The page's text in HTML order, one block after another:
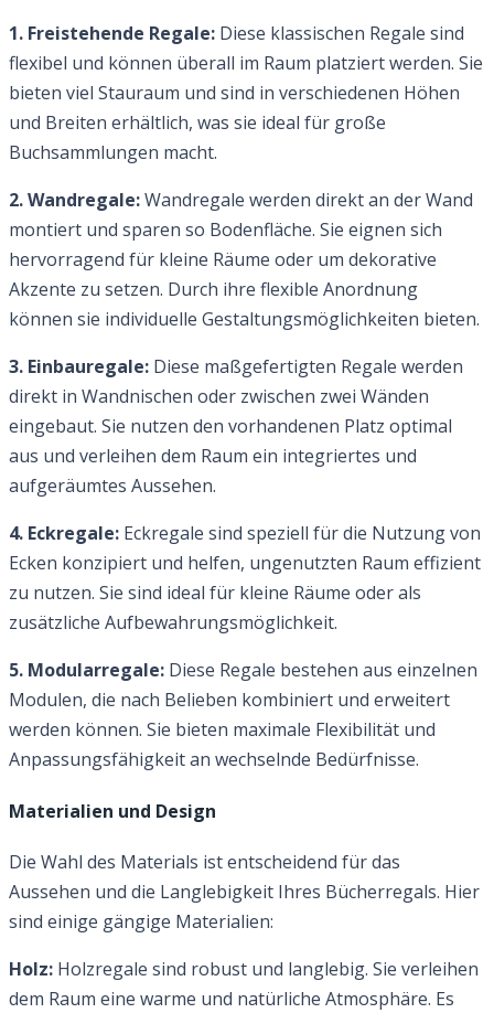
1. Freistehende Regale: Diese klassischen Regale sind
flexibel und können überall im Raum platziert werden. Sie
bieten viel Stauraum und sind in verschiedenen Höhen
und Breiten erhältlich, was sie ideal für große
Buchsammlungen macht.
2. Wandregale:Wandregale werden direkt an der Wand
montiert und sparen so Bodenfläche. Sie eignen sich
hervorragend für kleine Räume oder um dekorative
Akzente zu setzen. Durch ihre flexible Anordnung
können sie individuelle Gestaltungsmöglichkeiten bieten.
3. Einbauregale: Diese maßgefertigten Regale werden
direkt in Wandnischen oder zwischen zwei Wänden
eingebaut. Sie nutzen den vorhandenen Platz optimal
aus und verleihen dem Raum ein integriertes und
aufgeräumtes Aussehen.
4. Eckregale: Eckregale sind speziell für die Nutzung von
Ecken konzipiert und helfen, ungenutzten Raum effizient
zu nutzen. Sie sind ideal für kleine Räume oder als
zusätzliche Aufbewahrungsmöglichkeit.
5. Modularregale: Diese Regale bestehen aus einzelnen
Modulen, die nach Belieben kombiniert und erweitert
werden können. Sie bieten maximale Flexibilität und
Anpassungsfähigkeit an wechselnde Bedürfnisse.
Materialien und Design
Die Wahl des Materials ist entscheidend für das
Aussehen und die Langlebigkeit Ihres Bücherregals. Hier
sind einige gängige Materialien:
Holz: Holzregale sind robust und langlebig. Sie verleihen
dem Raum eine warme und natürliche Atmosphäre. Es